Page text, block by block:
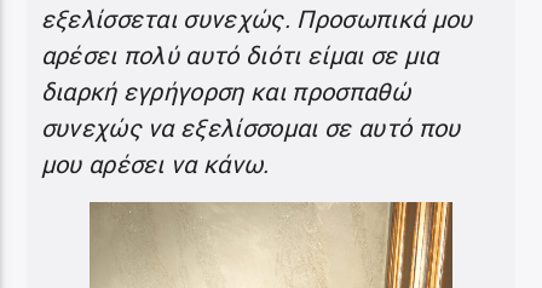
εξελίσσεται συνεχώς. Προσωπικά μου
αρέσει πολύ αυτό διότι είμαι σε μια
διαρκή εγρήγορση και προσπαθώ
συνεχώς να εξελίσσομαι σε αυτό που
μου αρέσει να κάνω.